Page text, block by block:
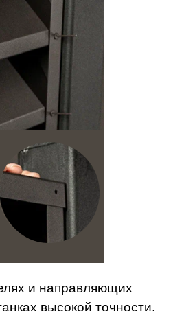
и направляющих
высокой точности.